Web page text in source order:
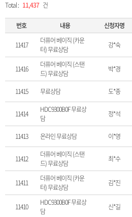
Total : 11,437 건
번호 내용 신청자명
11417
더퓨어 베이직 (카운
터) 무료상담
강*숙
11416
더퓨어 베이직 (스탠
드) 무료상담
박*경
11415 무료상담 도*종
11414
HDC9300B0F 무료상
담
정*석
11413 온라인 무료상담 이*영
11412
더퓨어 베이직 (스탠
드) 무료상담
최*수
11411
더퓨어 베이직 (카운
터) 무료상담
김*진
11410
HDC9300B0F 무료상
담
신*길